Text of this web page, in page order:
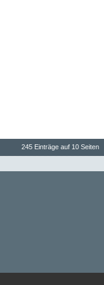
245 Einträge auf 10 Seiten